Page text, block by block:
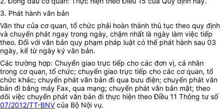
3. Phát hành văn bản
Văn thư của cơ quan, tổ chức phải hoàn thành thủ tục theo quy định
và chuyển phát ngay trong ngày, chậm nhất là ngày làm việc tiếp
theo. Đối với văn bản quy phạm pháp luật có thể phát hành sau 03
ngày, kể từ ngày ký văn bản.
Các trường hợp: Chuyển giao trực tiếp cho các đơn vị, cá nhân
trong cơ quan, tổ chức; chuyển giao trực tiếp cho các cơ quan, tổ
chức khác; chuyển phát văn bản đi qua bưu điện; chuyển phát văn
bản đi bằng máy Fax, qua mạng; chuyển phát văn bản mật; theo
dõi việc chuyển phát văn bản đi thực hiện theo Điều 11 Thông tư số
07/2012/TT-BNV của Bộ Nội vụ.